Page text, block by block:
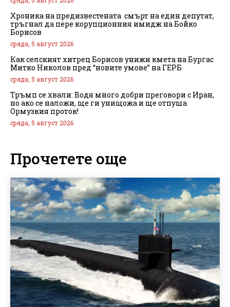
Хроника на предизвестената смърт на един депутат,
тръгнал да пере корупционния имидж на Бойко
Борисов
сряда, 5 август 2026
Как селският хитрец Борисов унижи кмета на Бургас
Митко Николов пред “новите умове” на ГЕРБ
сряда, 5 август 2026
Тръмп се хвали: Водя много добри преговори с Иран,
но ако се наложи, ще ги унищожа и ще отпуша
Ормузкия проток!
сряда, 5 август 2026
Прочетете още